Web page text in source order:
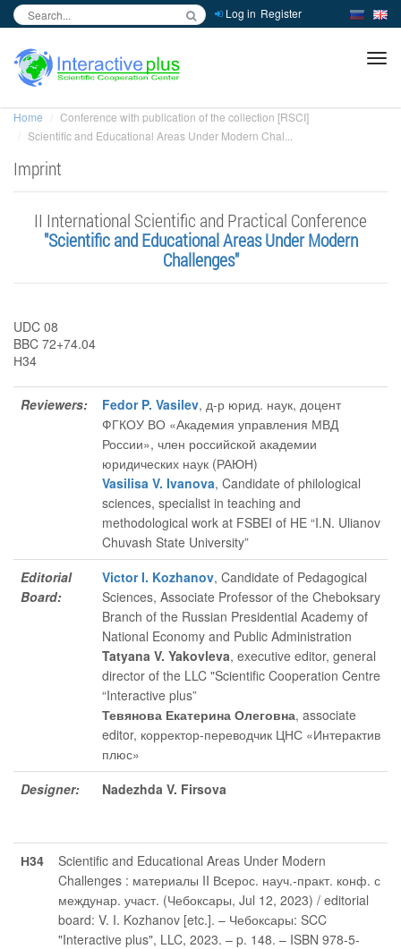
Log in Register
Home
Conference with publication of the collection [RSCI]
Scientific and Educational Areas Under Modern Chal...
Imprint
II International Scientific and Practical Conference
"Scientific and Educational Areas Under Modern
Challenges"
UDC 08
BBC 72+74.04
Н34
Reviewers: Fedor P. Vasilev, д-р юрид. наук, доцент
ФГКОУ ВО «Академия управления МВД
России», член российской академии
юридических наук (РАЮН)
Vasilisa V. Ivanova, Candidate of philological
sciences, specialist in teaching and
methodological work at FSBEI of HE “I.N. Ulianov
Chuvash State University”
Editorial
Board:
Victor I. Kozhanov, Candidate of Pedagogical
Sciences, Associate Professor of the Cheboksary
Branch of the Russian Presidential Academy of
National Economy and Public Administration
Tatyana V. Yakovleva, executive editor, general
director of the LLC "Scientific Cooperation Centre
“Interactive plus”
Тевянова Екатерина Олеговна, associate
editor, корректор-переводчик ЦНС «Интерактив
плюс»
Designer:
Nadezhda V. Firsova
Н34
Scientific and Educational Areas Under Modern
Challenges : материалы II Всерос. науч.-практ. конф. с
междунар. участ. (Чебоксары, Jul 12, 2023) / editorial
board: V. I. Kozhanov [etc.]. – Чебоксары: SCC
"Interactive plus", LLC, 2023. – p. 148. – ISBN 978-5-